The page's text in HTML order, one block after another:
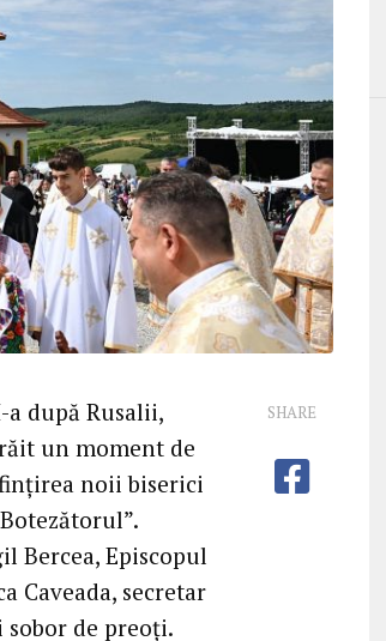
după Rusalii,
un moment de
noii biserici
Bercea, Episcopul
Caveada, secretar
de preoți.
SHARE